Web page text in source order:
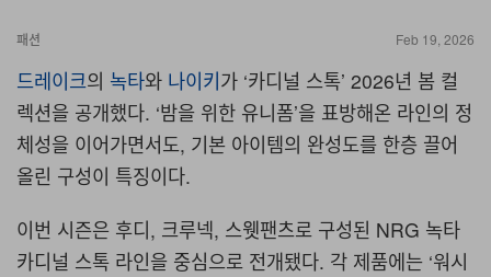
패션 Feb 19, 2026
드레이크의 녹타와 나이키가 ‘카디널 스톡’ 2026년 봄 컬
렉션을 공개했다. ‘밤을 위한 유니폼’을 표방해온 라인의 정
체성을 이어가면서도, 기본 아이템의 완성도를 한층 끌어
올린 구성이 특징이다.
이번 시즌은 후디, 크루넥, 스웻팬츠로 구성된 NRG 녹타
카디널 스톡 라인을 중심으로 전개됐다. 각 제품에는 ‘워시